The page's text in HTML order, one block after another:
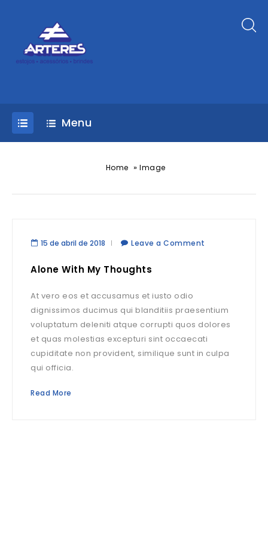
Menu
Home » Image
15 de abril de 2018 Leave a Comment
Alone With My Thoughts
At vero eos et accusamus et iusto odio
dignissimos ducimus qui blanditiis praesentium
voluptatum deleniti atque corrupti quos dolores
et quas molestias excepturi sint occaecati
cupiditate non provident, similique sunt in culpa
qui officia.
Read More